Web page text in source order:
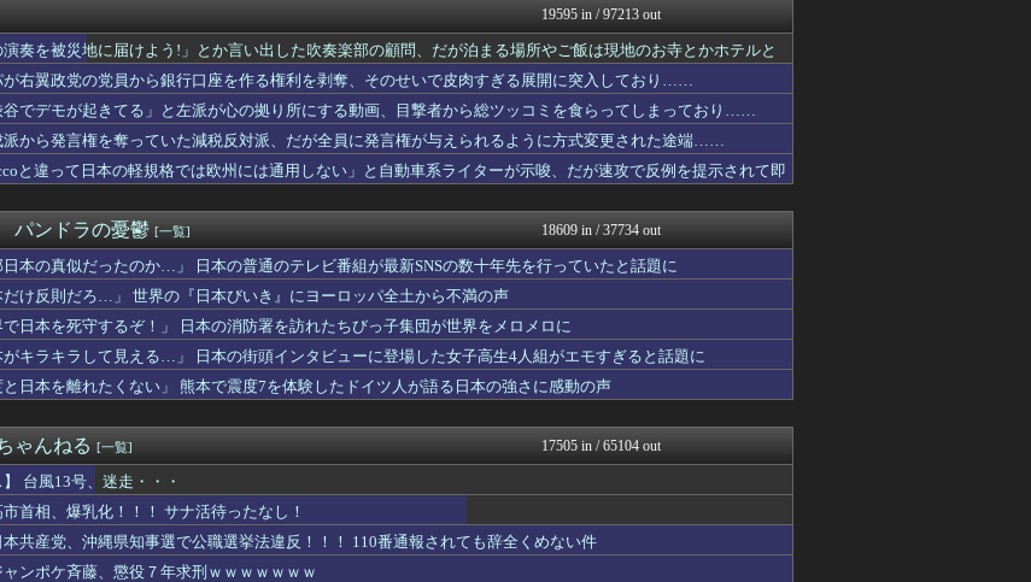
するための戦争式典だ」 パヨクが広島の平和記念式典に反...
にゅーすアルー！
裏でこんなハードコアセ○クスしてたとか嘘だろ…（動画あ...
ポッカキット
」彼「はい、お釣り」→受け取った金額を見て、デート...
鬼女はみた -修羅場・恋愛...
と付き合って2週間で別れた。初デートで冷めるシーンが...
おうち速報
永昇太が明かした好調の原因に海外大騒ぎ！（海外の反応）
海外のお前ら 海外の反応
被災地訪問広報動画に「ありえない！作成費用は、あなたの...
政経ワロスまとめニュース♪
成絵を使用してしまう
ガジェット2ch
。大人数だと菓子食べ放題みたいになっちゃって身体にも歯...
子育てちゃんねる
のお胸がコチラwwwwwwwwwwww
アナ速‐女子アナ画像速報
兆円の投資決定
「めっちゃ胸ジロジロ見てんじゃん♡」→このお◯ぱいだっ...
えっ!?またここのサイト?
LINE、順調すぎるww
いたしん！
クーフーリン・オルタ強化みんなの反応まとめ
FGOまとめ速報
の成績 4登板 0勝3敗 防御率2.77 被本塁打4 奪...
なんじぇいスタジアム＠なん...
、想像以上にデカい乳をしてしまうwww
BIPブログ
寿也の息子、姑息すぎてしまい炎上
なんJ PRIDE
グラ… 「気持ち悪いネット広告」への苦情が急増
痛いニュース(ﾉ∀`)
うしたらいい？
気団談
可の条件を爆上げｗｗｗ 外国人さん「もう日本ええわ・・...
ーーッ(極道入稿)
んな難しくなくね？近隣店舗よりちょっと多めに出してお...
ングゲーム 『超翼戦騎エスティーク』8/6本日リリ...
PlaySphere | ...
ダービーで長友佑都”来場”を発表！引退も退団も発表し...
WorldFootball...
」のオーナー夫婦、不起訴
19595 in / 97213 out
演奏を被災地に届けよう!」とか言い出した吹奏楽部の顧問、だが泊まる場所やご飯は現地のお寺とかホテルと
が右翼政党の党員から銀行口座を作る権利を剥奪、そのせいで皮肉すぎる展開に突入しており……
谷でデモが起きてる」と左派が心の拠り所にする動画、目撃者から総ツッコミを食らってしまっており……
派から発言権を奪っていた減税反対派、だが全員に発言権が与えられるように方式変更された途端……
と違って日本の軽規格では欧州には通用しない」と自動車系ライターが示唆、だが速攻で反例を提示されて即
パンドラの憂鬱 [一覧] 18609 in / 37734 out
本の真似だったのか…」 日本の普通のテレビ番組が最新SNSの数十年先を行っていたと話題に
だけ反則だろ…」 世界の『日本びいき』にヨーロッパ全土から不満の声
日本を死守するぞ！」 日本の消防署を訪れたちびっ子集団が世界をメロメロに
キラキラして見える…」 日本の街頭インタビューに登場した女子高生4人組がエモすぎると話題に
日本を離れたくない」 熊本で震度7を体験したドイツ人が語る日本の強さに感動の声
ゃんねる [一覧] 17505 in / 65104 out
】 台風13号、迷走・・・
市首相、爆乳化！！！ サナ活待ったなし！
本共産党、沖縄県知事選で公職選挙法違反！！！ 110番通報されても辞全くめない件
ャンポケ斉藤、懲役７年求刑ｗｗｗｗｗｗｗ